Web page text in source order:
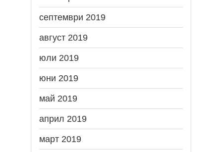
септември 2019
август 2019
юли 2019
юни 2019
май 2019
април 2019
март 2019